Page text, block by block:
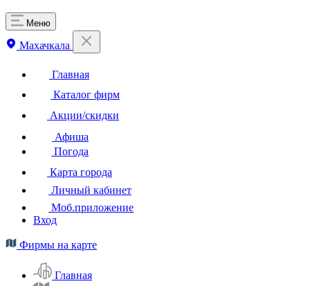
Меню
Махачкала
Главная
Каталог фирм
Акции/скидки
Афиша
Погода
Карта города
Личный кабинет
Моб.приложение
Вход
Фирмы на карте
Главная